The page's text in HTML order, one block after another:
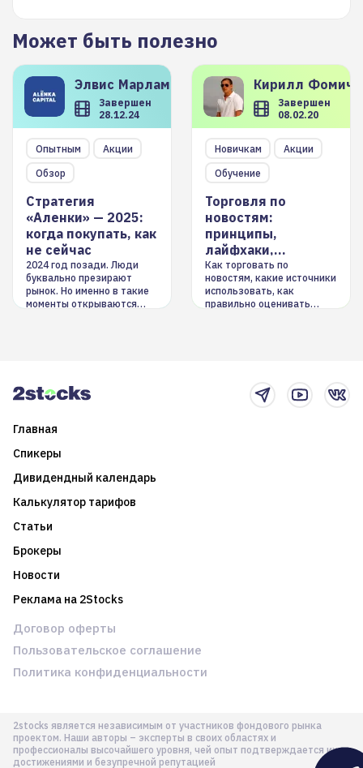
Может быть полезно
Элвис Марламов
Завершен
28.12.24
Опытным
Акции
Обзор
Стратегия
«Аленки» — 2025:
когда покупать, как
не сейчас
2024 год позади. Люди
буквально презирают
рынок. Но именно в такие
моменты открываются
Кирилл
Завершен
08.02.20
Новичкам
Акции
Обучение
Торговля по
новостям:
принципы,
лайфхаки,
инструменты
Как торговать по
новостям, какие источники
использовать, как
правильно оценивать
Главная
Спикеры
Дивидендный календарь
Калькулятор тарифов
Статьи
Брокеры
Новости
Реклама на 2Stocks
2stocks является независимым от участников фондового рынка
проектом. Наши авторы – эксперты в своих областях и
профессионалы высочайшего уровня, чей опыт подтверждается их
достижениями и безупречной репутацией
Договор оферты
Пользовательское соглашение
Политика конфиденциальности